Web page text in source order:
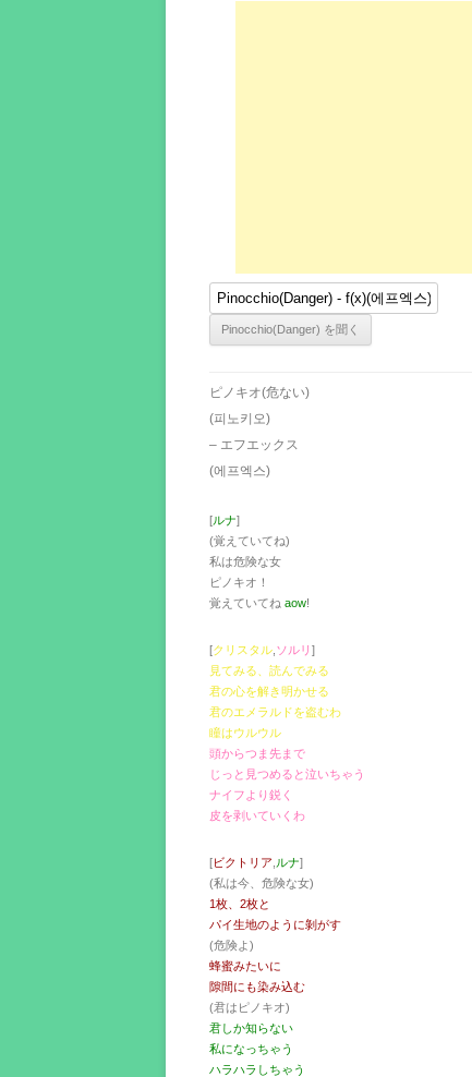
ピノキオ(危ない)
(피노키오)
– エフエックス
(에프엑스)
[ルナ]
(覚えていてね)
私は危険な女
ピノキオ！
覚えていてね aow!
[クリスタル ソルリ ]
見てみる、読んでみる
君の心を解き明かせる
君のエメラルドを盗むわ
瞳はウルウル
頭からつま先まで
じっと見つめると泣いちゃう
ナイフより鋭く
皮を剥いていくわ
[ビクトリア ルナ]
(私は今、危険な女)
1枚、2枚と
パイ生地のように剝がす
(危険よ)
蜂蜜みたいに
隙間にも染み込む
(君はピノキオ)
君しか知らない
私になっちゃう
ハラハラしちゃう